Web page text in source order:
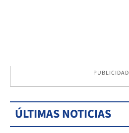
PUBLICIDAD
ÚLTIMAS NOTICIAS